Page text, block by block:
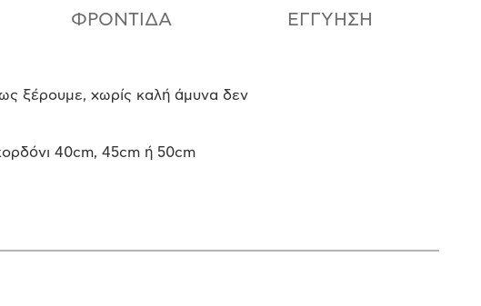
ΦΡΟΝΤΊΔΑ ΕΓΓΎΗΣΗ
ξέρουμε, χωρίς καλή άμυνα δεν
40cm, 45cm ή 50cm